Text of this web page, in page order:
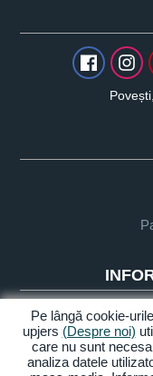
Pe lângă cookie-
upjers (Despre noi)
care nu sunt
analiza datele